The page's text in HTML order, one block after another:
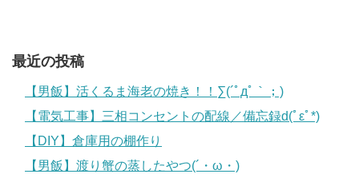
最近の投稿
【男飯】活くるま海老の焼き！！∑(´ﾟдﾟ｀；)
【電気工事】三相コンセントの配線／備忘録d(ﾟεﾟ*)
【DIY】倉庫用の棚作り
【男飯】渡り蟹の蒸したやつ(´・ω・)